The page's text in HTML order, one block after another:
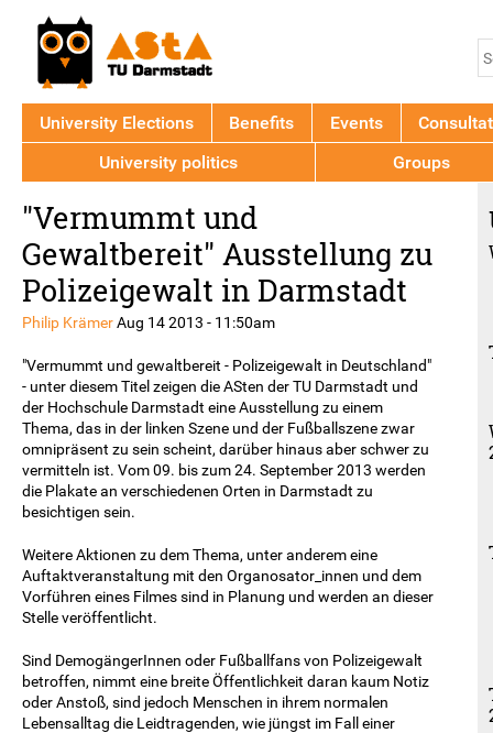
to
top
"Vermummt und
Gewaltbereit" Ausstellung zu
Polizeigewalt in Darmstadt
Philip KrämerAug 14 2013 - 11:50am
"Vermummt und gewaltbereit - Polizeigewalt in Deutschland"
- unter diesem Titel zeigen die ASten der TU Darmstadt und
der Hochschule Darmstadt eine Ausstellung zu einem
Thema, das in der linken Szene und der Fußballszene zwar
omnipräsent zu sein scheint, darüber hinaus aber schwer zu
vermitteln ist. Vom 09. bis zum 24. September 2013 werden
die Plakate an verschiedenen Orten in Darmstadt zu
besichtigen sein.
Weitere Aktionen zu dem Thema, unter anderem eine
Auftaktveranstaltung mit den Organosator_innen und dem
Vorführen eines Filmes sind in Planung und werden an dieser
Stelle veröffentlicht.
Sind DemogängerInnen oder Fußballfans von Polizeigewalt
betroffen, nimmt eine breite Öffentlichkeit daran kaum Notiz
oder Anstoß, sind jedoch Menschen in ihrem normalen
Lebensalltag die Leidtragenden, wie jüngst im Fall einer
University Elections Benefits Events
University politics
Groups